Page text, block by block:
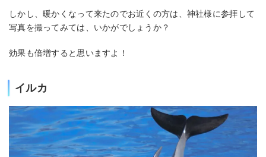
しかし、暖かくなって来たのでお近くの方は、神社様に参拝して
写真を撮ってみては、いかがでしょうか？
効果も倍増すると思いますよ！
イルカ